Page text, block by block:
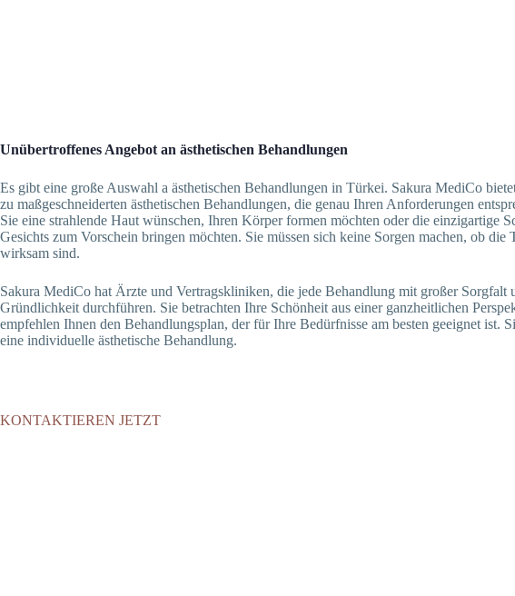
Unübertroffenes Angebot an ästhetischen Behandlungen
Es gibt eine große Auswahl a ästhetischen Behandlungen in Türkei. Sakura MediCo
zu maßgeschneiderten ästhetischen Behandlungen, die genau Ihren Anforderungen
Sie eine strahlende Haut wünschen, Ihren Körper formen möchten oder die einzigartige
Gesichts zum Vorschein bringen möchten. Sie müssen sich keine Sorgen machen, ob die
wirksam sind.
Sakura MediCo hat Ärzte und Vertragskliniken, die jede Behandlung mit großer Sorgfalt
Gründlichkeit durchführen. Sie betrachten Ihre Schönheit aus einer ganzheitlichen
empfehlen Ihnen den Behandlungsplan, der für Ihre Bedürfnisse am besten geeignet ist.
eine individuelle ästhetische Behandlung.
KONTAKTIEREN JETZT